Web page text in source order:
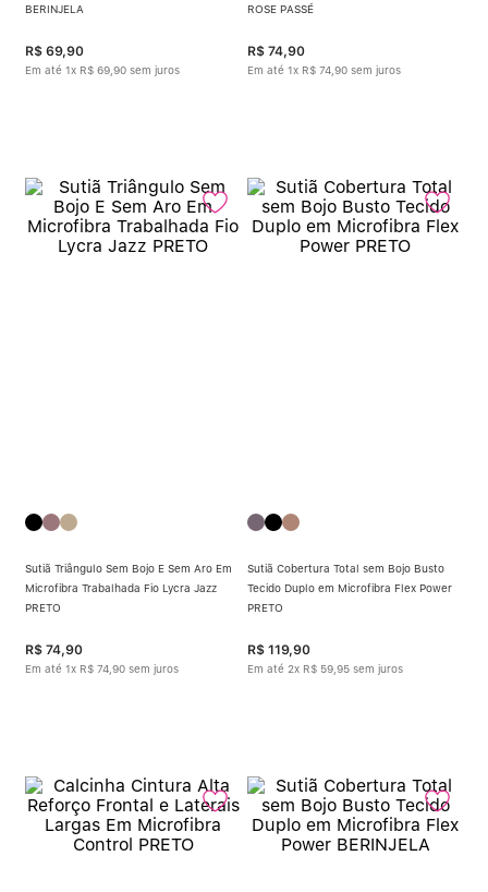
BERINJELA
R$ 69,90
Em até 1x R$ 69 90 sem juros
ROSE PASSÉ
R$ 74,90
Em até 1x R$ 74 90 sem juros
Sutiã Triângulo Sem Bojo E Sem Aro Em
Microfibra Trabalhada Fio Lycra Jazz
PRETO
R$ 74,90
Em até 1x R$ 74 90 sem juros
Sutiã Cobertura Total sem Bojo Busto
Tecido Duplo em Microfibra Flex Power
PRETO
R$ 119,90
Em até 2x R$ 59 95 sem juros